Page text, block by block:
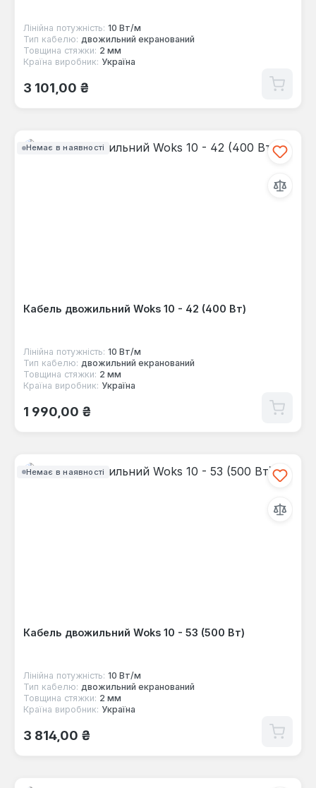
Лінійна потужність: 10 Вт/м
Тип кабелю: двожильний екранований
Товщина стяжки: 2 мм
Країна виробник: Україна
Звичайна ціна:
3 101,00 ₴
Немає в наявності
Кабель двожильний Woks 10 - 42 (400 Вт)
Лінійна потужність: 10 Вт/м
Тип кабелю: двожильний екранований
Товщина стяжки: 2 мм
Країна виробник: Україна
Звичайна ціна:
1 990,00 ₴
Немає в наявності
Кабель двожильний Woks 10 - 53 (500 Вт)
Лінійна потужність: 10 Вт/м
Тип кабелю: двожильний екранований
Товщина стяжки: 2 мм
Країна виробник: Україна
Звичайна ціна:
3 814,00 ₴